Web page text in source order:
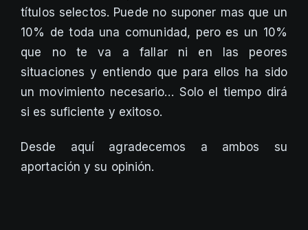
títulos selectos. Puede no suponer mas que un
10% de toda una comunidad, pero es un 10%
que no te va a fallar ni en las peores
situaciones y entiendo que para ellos ha sido
un movimiento necesario… Solo el tiempo dirá
si es suficiente y exitoso.
Desde aquí agradecemos a ambos su
aportación y su opinión.